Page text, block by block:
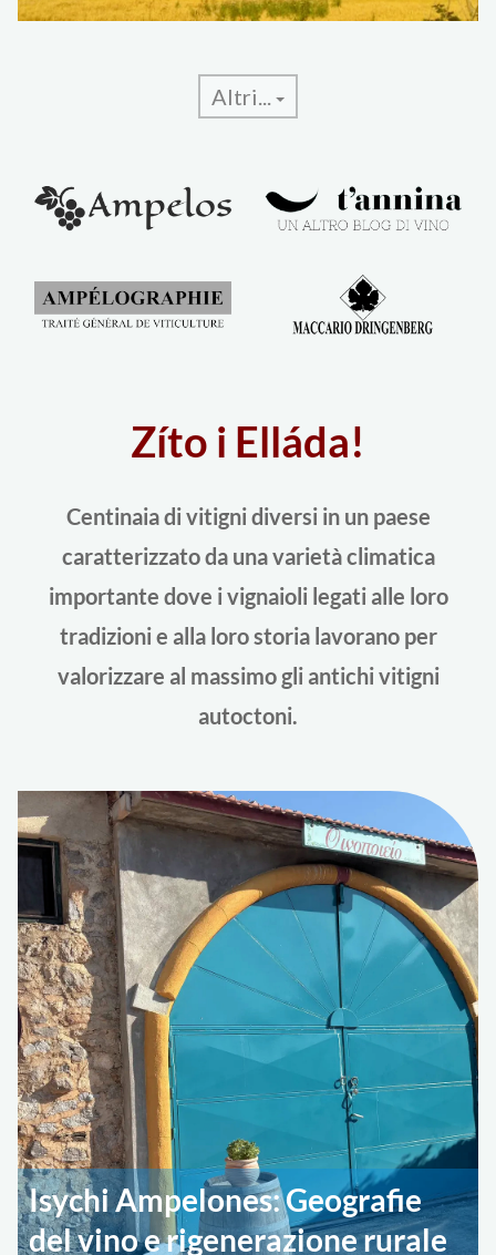
Altri...
Zíto i Elláda!
Centinaia di vitigni diversi in un paese
caratterizzato da una varietà climatica
importante dove i vignaioli legati alle loro
tradizioni e alla loro storia lavorano per
valorizzare al massimo gli antichi vitigni
autoctoni.
Isychi Ampelones: Geografie
del vino e rigenerazione rurale